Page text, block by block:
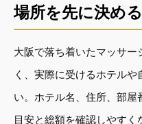
場所を先に決める
大阪で落ち着いたマッサ
く、実際に受けるホテル
い。ホテル名、住所、部
目安と総額を確認しやすく